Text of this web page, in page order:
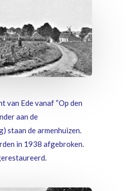
van Ede vanaf “Op den
aan de
staan de armenhuizen.
in 1938 afgebroken.